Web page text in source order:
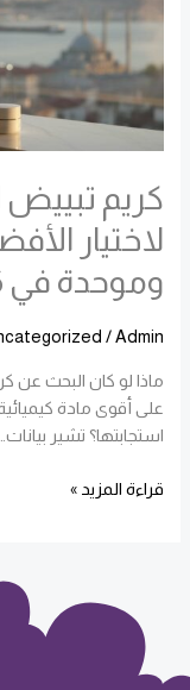
كريم تبييض
لاختيار
وموحدة في 2026
/Admin
ماذا لو كان البحث عن
على أقوى مادة
استجابتها؟ تشير بيانات…
لاختيار
الأفضل
لبشرة
مشرقة
وموحدة
2026
قراءة المزيد »